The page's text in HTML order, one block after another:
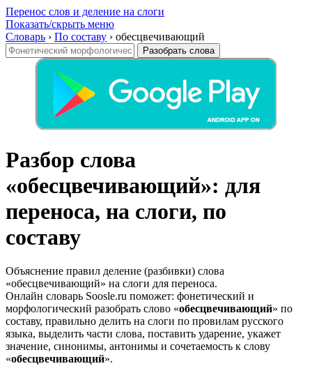
Перенос слов и деление на слоги
Показать/скрыть меню
Словарь › По составу › обесцвечивающий
Разобрать слова
Разбор слова
«обесцвечивающий»: для
переноса, на слоги, по
составу
Объяснение правил деление (разбивки) слова
«обесцвечивающий» на слоги для переноса.
Онлайн словарь Soosle.ru поможет: фонетический и
морфологический разобрать слово «обесцвечивающий» по
составу, правильно делить на слоги по провилам русского
языка, выделить части слова, поставить ударение, укажет
значение, синонимы, антонимы и сочетаемость к слову
«обесцвечивающий».